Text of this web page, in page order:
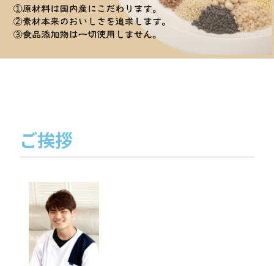
イベント情報
ご挨拶